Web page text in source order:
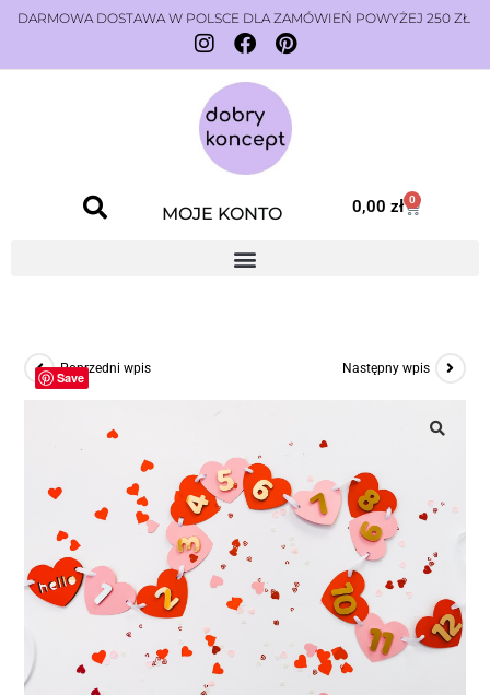
DARMOWA DOSTAWA W POLSCE DLA ZAMÓWIEŃ POWYŻEJ 250 ZŁ
MOJE KONTO 0,00zł 0
Poprzedni wpis Następny wpis
Save